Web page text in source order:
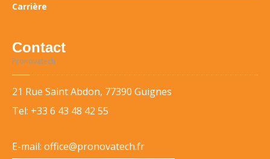
Carrière
Contact
Pronovatech
21 Rue Saint Abdon, 77390 Guignes
Tel: +33 6 43 48 42 55
E-mail: office@pronovatech.fr